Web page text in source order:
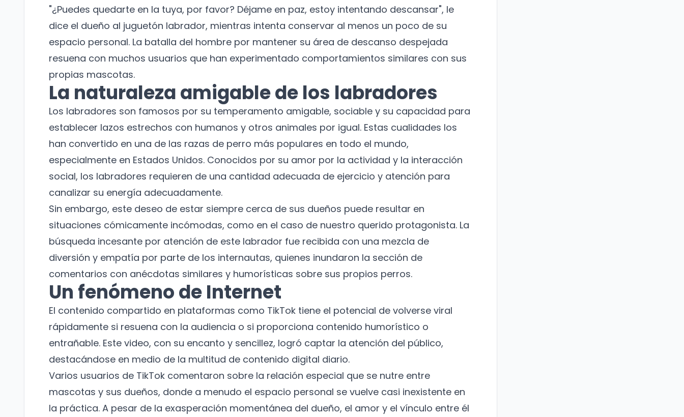
"¿Puedes quedarte en la tuya, por favor? Déjame en paz, estoy intentando descansar", le
dice el dueño al juguetón labrador, mientras intenta conservar al menos un poco de su
espacio personal. La batalla del hombre por mantener su área de descanso despejada
resuena con muchos usuarios que han experimentado comportamientos similares con sus
propias mascotas.
La naturaleza amigable de los labradores
Los labradores son famosos por su temperamento amigable, sociable y su capacidad para
establecer lazos estrechos con humanos y otros animales por igual. Estas cualidades los
han convertido en una de las razas de perro más populares en todo el mundo,
especialmente en Estados Unidos. Conocidos por su amor por la actividad y la interacción
social, los labradores requieren de una cantidad adecuada de ejercicio y atención para
canalizar su energía adecuadamente.
Sin embargo, este deseo de estar siempre cerca de sus dueños puede resultar en
situaciones cómicamente incómodas, como en el caso de nuestro querido protagonista. La
búsqueda incesante por atención de este labrador fue recibida con una mezcla de
diversión y empatía por parte de los internautas, quienes inundaron la sección de
comentarios con anécdotas similares y humorísticas sobre sus propios perros.
Un fenómeno de Internet
El contenido compartido en plataformas como TikTok tiene el potencial de volverse viral
rápidamente si resuena con la audiencia o si proporciona contenido humorístico o
entrañable. Este video, con su encanto y sencillez, logró captar la atención del público,
destacándose en medio de la multitud de contenido digital diario.
Varios usuarios de TikTok comentaron sobre la relación especial que se nutre entre
mascotas y sus dueños, donde a menudo el espacio personal se vuelve casi inexistente en
la práctica. A pesar de la exasperación momentánea del dueño, el amor y el vínculo entre él
¡No te pierdas nuestras
novedades!
Suscríbete a nuestro boletín para recibir
noticias y actualizaciones.
Nombre
Correo electrónico
No te preocupes, no enviamos spam.